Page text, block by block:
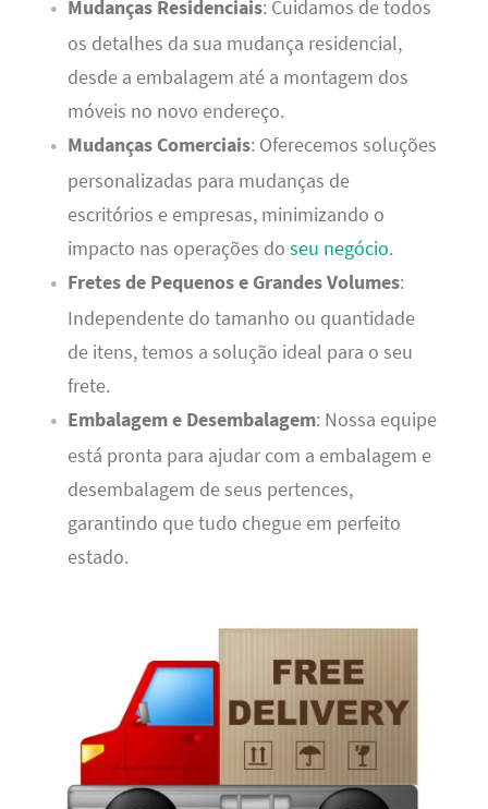
Mudanças Residenciais: Cuidamos de todos
os detalhes da sua mudança residencial,
desde a embalagem até a montagem dos
móveis no novo endereço.
Mudanças Comerciais: Oferecemos soluções
personalizadas para mudanças de
escritórios e empresas, minimizando o
impacto nas operações do seu negócio.
Fretes de Pequenos e Grandes Volumes:
Independente do tamanho ou quantidade
de itens, temos a solução ideal para o seu
frete.
Embalagem e Desembalagem: Nossa equipe
está pronta para ajudar com a embalagem e
desembalagem de seus pertences,
garantindo que tudo chegue em perfeito
estado.